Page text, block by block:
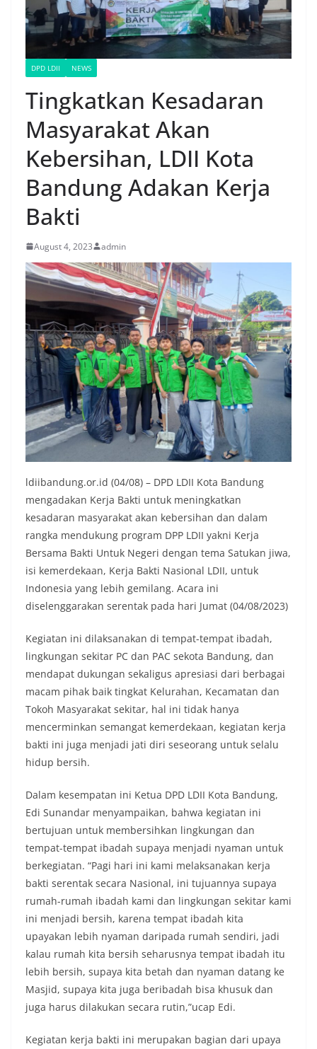
DPD LDII NEWS
Tingkatkan Kesadaran
Masyarakat Akan
Kebersihan, LDII Kota
Bandung Adakan Kerja
Bakti
August 4, 2023 admin
ldiibandung.or.id (04/08) – DPD LDII Kota Bandung
mengadakan Kerja Bakti untuk meningkatkan
kesadaran masyarakat akan kebersihan dan dalam
rangka mendukung program DPP LDII yakni Kerja
Bersama Bakti Untuk Negeri dengan tema Satukan jiwa,
isi kemerdekaan, Kerja Bakti Nasional LDII, untuk
Indonesia yang lebih gemilang. Acara ini
diselenggarakan serentak pada hari Jumat (04/08/2023)
Kegiatan ini dilaksanakan di tempat-tempat ibadah,
lingkungan sekitar PC dan PAC sekota Bandung, dan
mendapat dukungan sekaligus apresiasi dari berbagai
macam pihak baik tingkat Kelurahan, Kecamatan dan
Tokoh Masyarakat sekitar, hal ini tidak hanya
mencerminkan semangat kemerdekaan, kegiatan kerja
bakti ini juga menjadi jati diri seseorang untuk selalu
hidup bersih.
Dalam kesempatan ini Ketua DPD LDII Kota Bandung,
Edi Sunandar menyampaikan, bahwa kegiatan ini
bertujuan untuk membersihkan lingkungan dan
tempat-tempat ibadah supaya menjadi nyaman untuk
berkegiatan. “Pagi hari ini kami melaksanakan kerja
bakti serentak secara Nasional, ini tujuannya supaya
rumah-rumah ibadah kami dan lingkungan sekitar kami
ini menjadi bersih, karena tempat ibadah kita
upayakan lebih nyaman daripada rumah sendiri, jadi
kalau rumah kita bersih seharusnya tempat ibadah itu
lebih bersih, supaya kita betah dan nyaman datang ke
Masjid, supaya kita juga beribadah bisa khusuk dan
juga harus dilakukan secara rutin,”ucap Edi.
Kegiatan kerja bakti ini merupakan bagian dari upaya